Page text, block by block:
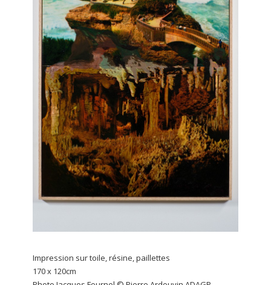
Impression sur toile, résine, paillettes
170 x 120cm